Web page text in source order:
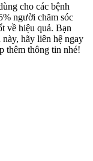
cho các bệnh
người chăm sóc
về hiệu quả. Bạn
hãy liên hệ ngay
thêm thông tin nhé!